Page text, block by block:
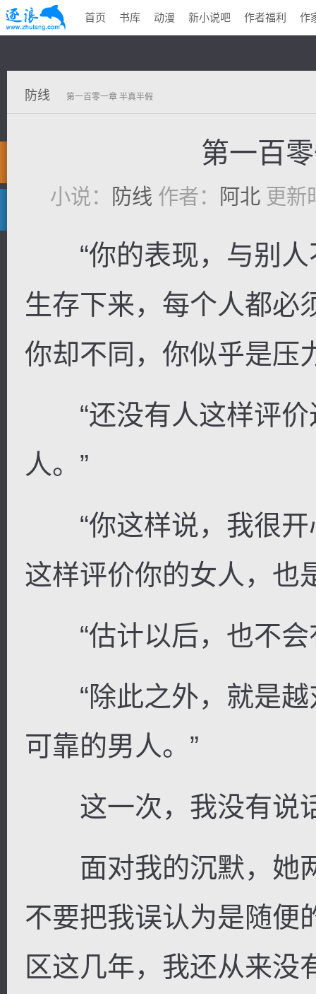
首页 书库 动漫 新小说吧 作者福利 作
防线 第一百零一章 半真半假
第一百
小说： 防线 作者： 阿北 更新
“你的表现，与别人
生存下来，每个人都必
你却不同，你似乎是压
“还没有人这样评价
人。”
“你这样说，我很开
这样评价你的女人，也
“估计以后，也不会
“除此之外，就是越
可靠的男人。”
这一次，我没有说
面对我的沉默，她两
不要把我误认为是随便
区这几年，我还从来没